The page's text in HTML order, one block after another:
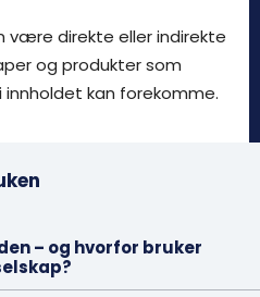
være direkte eller indirekte
og produkter som
innholdet kan forekomme.
– og hvorfor bruker